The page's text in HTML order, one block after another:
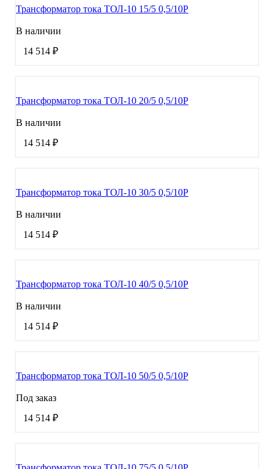
Трансформатор тока ТОЛ-10 15/5 0,5/10Р
В наличии
14 514 ₽
Трансформатор тока ТОЛ-10 20/5 0,5/10Р
В наличии
14 514 ₽
Трансформатор тока ТОЛ-10 30/5 0,5/10Р
В наличии
14 514 ₽
Трансформатор тока ТОЛ-10 40/5 0,5/10Р
В наличии
14 514 ₽
Трансформатор тока ТОЛ-10 50/5 0,5/10Р
Под заказ
14 514 ₽